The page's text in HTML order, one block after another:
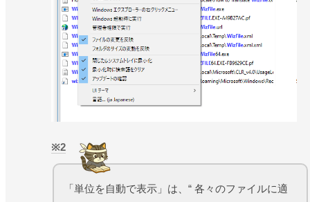
2
「単位を自動で表示」は、“ 各々のファイルに適